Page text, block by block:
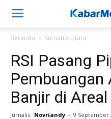
Beranda Sumatra Utara
RSI Pasang
Pembuangan
Banjir di
Jurnalis: Novriandy - 9 September